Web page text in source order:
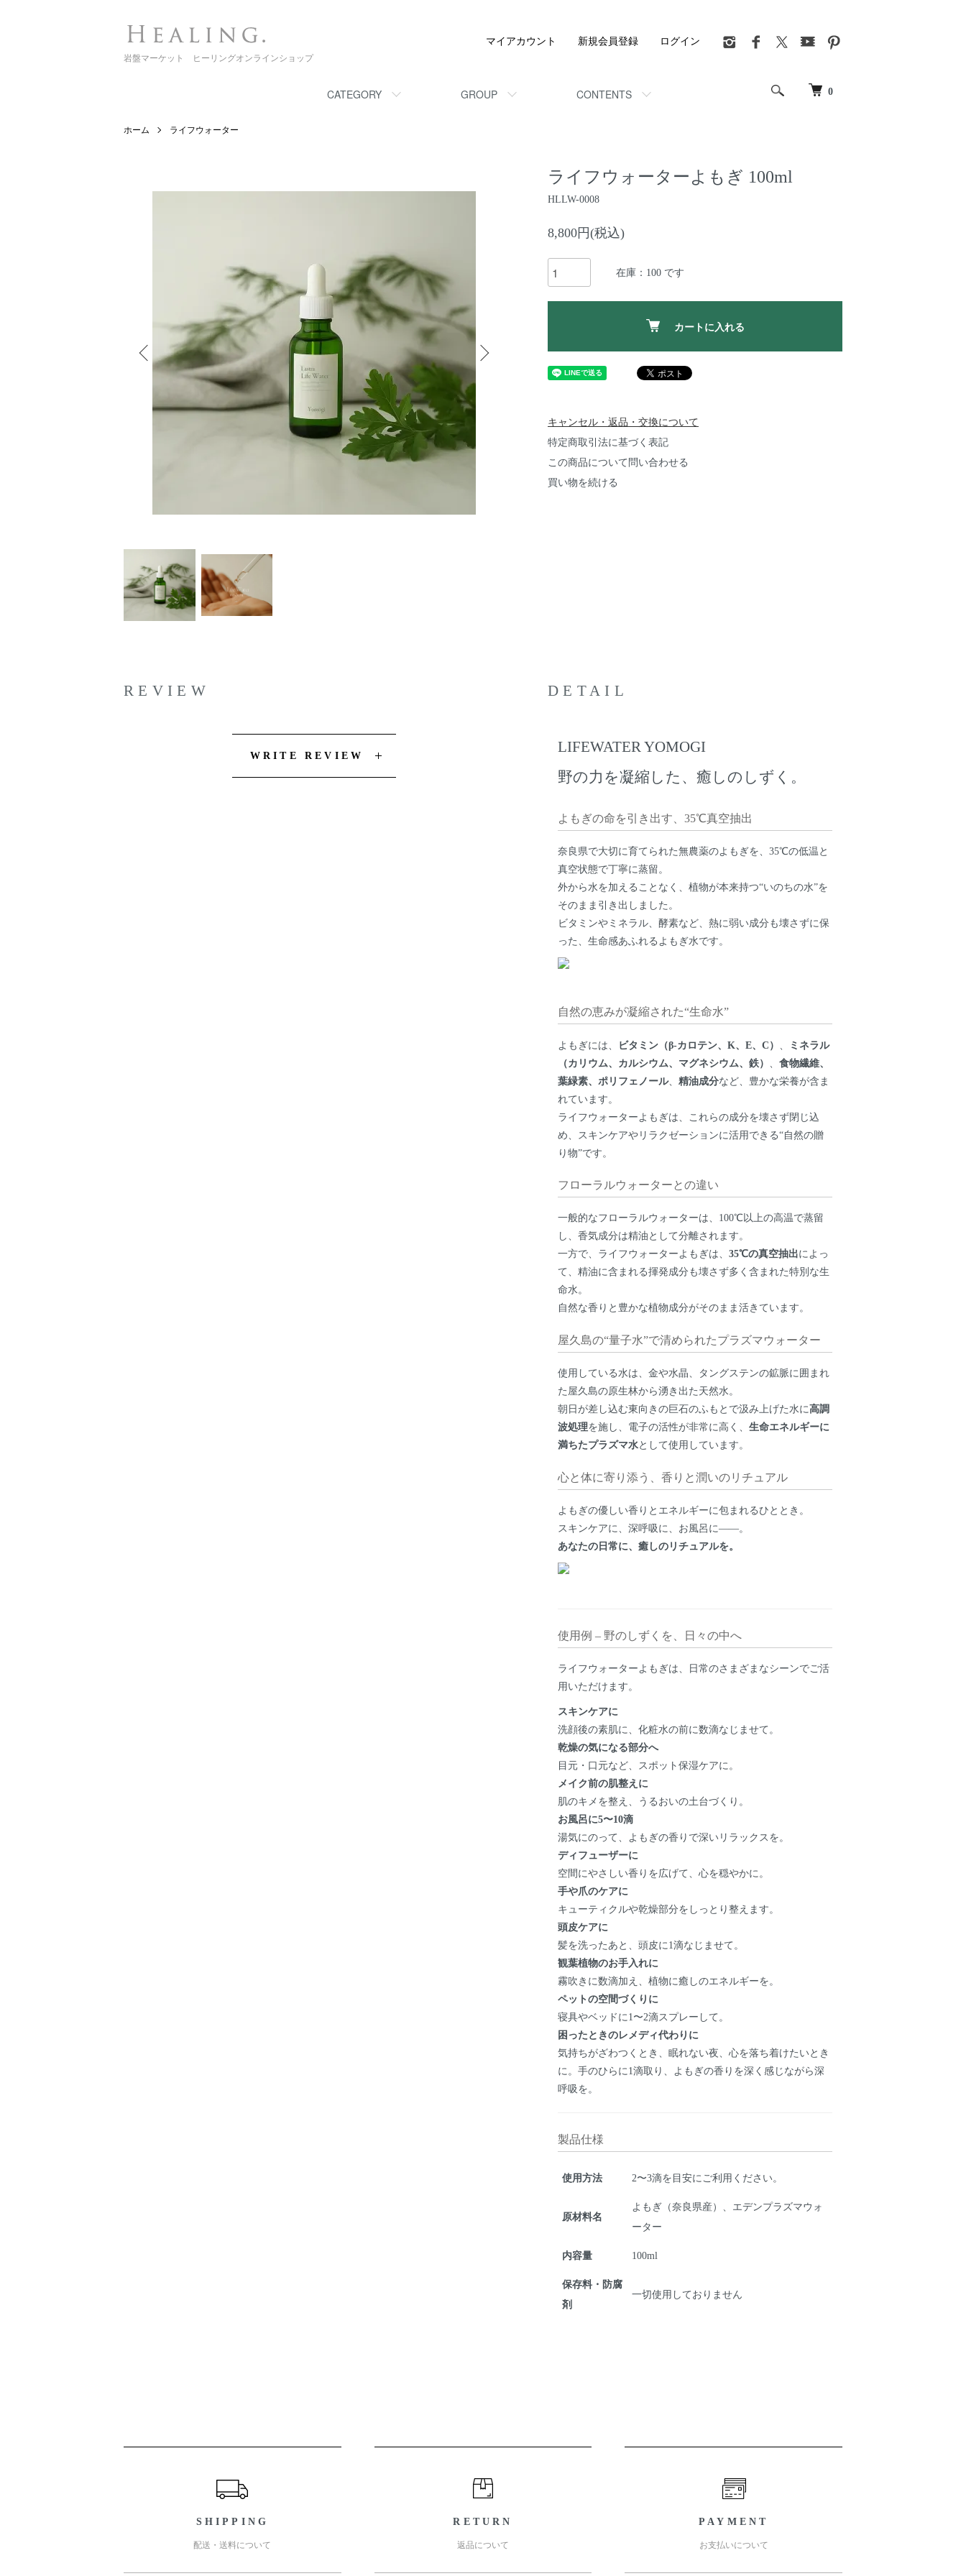
岩盤マーケット ヒーリングオンラインショップ
0
CATEGORY GROUP CONTENTS
マイアカウント 新規会員登録 ログイン
ホーム ライフウォーター
ライフウォーターよもぎ 100ml
HLLW-0008
8,800円(税込)
在庫：100 です
カートに入れる
キャンセル・返品・交換について
特定商取引法に基づく表記
この商品について問い合わせる
買い物を続ける
DETAIL
LIFEWATER YOMOGI
野の力を凝縮した、癒しのしずく。
よもぎの命を引き出す、35℃真空抽出
奈良県で大切に育てられた無農薬のよもぎを、35℃の低温と
真空状態で丁寧に蒸留。
外から水を加えることなく、植物が本来持つ“いのちの水”を
そのまま引き出しました。
ビタミンやミネラル、酵素など、熱に弱い成分も壊さずに保
った、生命感あふれるよもぎ水です。
自然の恵みが凝縮された“生命水”
よもぎには、 ビタミン（β-カロテン、K、E、C）
ミネラル
（カリウム、カルシウム、マグネシウム、鉄）
食物繊維、
葉緑素、ポリフェノール、 精油成分など、豊かな栄養が含ま
れています。
ライフウォーターよもぎは、これらの成分を壊さず閉じ込
め、スキンケアやリラクゼーションに活用できる“自然の贈
り物”です。
フローラルウォーターとの違い
一般的なフローラルウォーターは、100℃以上の高温で蒸留
し、香気成分は精油として分離されます。
一方で、ライフウォーターよもぎは、 35℃の真空抽出によっ
て、精油に含まれる揮発成分も壊さず多く含まれた特別な生
命水。
自然な香りと豊かな植物成分がそのまま活きています。
屋久島の“量子水”で清められたプラズマウォーター
使用している水は、金や水晶、タングステンの鉱脈に囲まれ
た屋久島の原生林から湧き出た天然水。
朝日が差し込む東向きの巨石のふもとで汲み上げた水に高調
波処理を施し、電子の活性が非常に高く、 生命エネルギーに
満ちたプラズマ水として使用しています。
心と体に寄り添う、香りと潤いのリチュアル
よもぎの優しい香りとエネルギーに包まれるひととき。
スキンケアに、深呼吸に、お風呂に――。
あなたの日常に、癒しのリチュアルを。
使用例 – 野のしずくを、日々の中へ
ライフウォーターよもぎは、日常のさまざまなシーンでご活
用いただけます。
スキンケアに
洗顔後の素肌に、化粧水の前に数滴なじませて。
乾燥の気になる部分へ
目元・口元など、スポット保湿ケアに。
メイク前の肌整えに
肌のキメを整え、うるおいの土台づくり。
お風呂に5〜10滴
湯気にのって、よもぎの香りで深いリラックスを。
ディフューザーに
空間にやさしい香りを広げて、心を穏やかに。
手や爪のケアに
キューティクルや乾燥部分をしっとり整えます。
頭皮ケアに
髪を洗ったあと、頭皮に1滴なじませて。
観葉植物のお手入れに
霧吹きに数滴加え、植物に癒しのエネルギーを。
ペットの空間づくりに
寝具やベッドに1〜2滴スプレーして。
困ったときのレメディ代わりに
気持ちがざわつくとき、眠れない夜、心を落ち着けたいとき
に。手のひらに1滴取り、よもぎの香りを深く感じながら深
呼吸を。
製品仕様
使用方法 2〜3滴を目安にご利用ください。
原材料名
よもぎ（奈良県産）、エデンプラズマウォ
ーター
内容量 100ml
保存料・防腐
剤
一切使用しておりません
REVIEW
WRITE REVIEW
SHIPPING
配送・送料について
RETURN
返品について
PAYMENT
お支払いについて